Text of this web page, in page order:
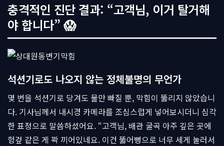
충격적인 진단 결과: “고객님, 이거 탈거해
야 합니다” 😱
석션기로도 나오지 않는 정체불명의 무언가
몇 번을 석션기로 당겨도 물만 빠질 뿐, 막힘이 뚫리지 않았습니
다. 기사님께서 내시경 카메라를 조심스럽게 넣어보시더니 심각
한 표정으로 말씀하셨어요. “고객님, 배관 굴곡 아주 깊은 곳에
헝겊 같은 게 꽉 끼어있네요. 이건 뚫어뻥으로 너무 세게 눌러서